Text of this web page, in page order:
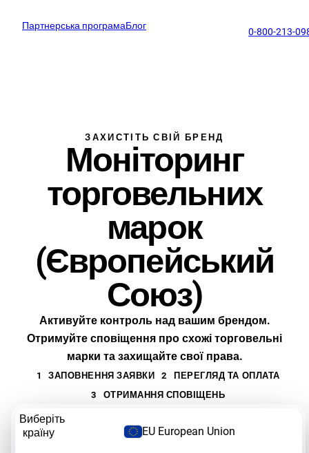
Партнерська програмаБлог
0-800-213-
ЗАХИСТІТЬ СВІЙ БРЕНД
Моніторинг
торговельних
марок
(Європейський
Союз)
Активуйте контроль над вашим брендом.
Отримуйте сповіщення про схожі торговельні
марки та захищайте свої права.
1 ЗАПОВНЕННЯ ЗАЯВКИ 2
ПЕРЕГЛЯД ТА ОПЛАТА
3
ОТРИМАННЯ СПОВІЩЕНЬ
Виберіть
країну
EU European Union